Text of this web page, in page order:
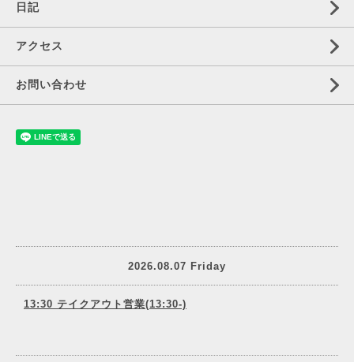
日記
アクセス
お問い合わせ
2026.08.07 Friday
13:30 テイクアウト営業(13:30-)